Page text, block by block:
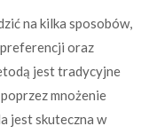
na kilka sposobów,
oraz
jest tradycyjne
mnożenie
jest skuteczna w